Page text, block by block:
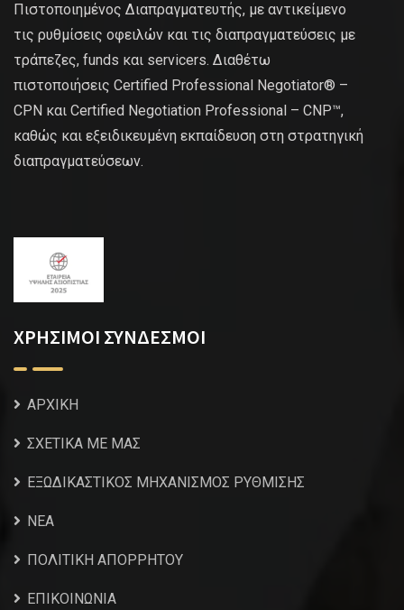
Πιστοποιημένος Διαπραγματευτής, με αντικείμενο
τις ρυθμίσεις οφειλών και τις διαπραγματεύσεις με
τράπεζες, funds και servicers. Διαθέτω
πιστοποιήσεις Certified Professional Negotiator® –
CPN και Certified Negotiation Professional – CNP™,
καθώς και εξειδικευμένη εκπαίδευση στη στρατηγική
διαπραγματεύσεων.
ΧΡΗΣΙΜΟΙ ΣΥΝΔΕΣΜΟΙ
ΑΡΧΙΚΗ
ΣΧΕΤΙΚΑ ΜΕ ΜΑΣ
ΕΞΩΔΙΚΑΣΤΙΚΟΣ ΜΗΧΑΝΙΣΜΟΣ ΡΥΘΜΙΣΗΣ
NEA
ΠΟΛΙΤΙΚΗ ΑΠΟΡΡΗΤΟΥ
ΕΠΙΚΟΙΝΩΝΙΑ